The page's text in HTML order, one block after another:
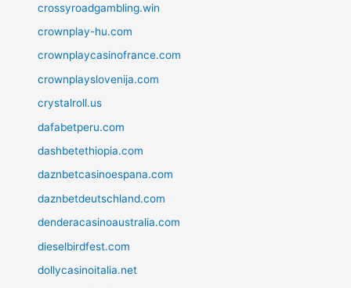
crossyroadgambling.win
crownplay-hu.com
crownplaycasinofrance.com
crownplayslovenija.com
crystalroll.us
dafabetperu.com
dashbetethiopia.com
daznbetcasinoespana.com
daznbetdeutschland.com
denderacasinoaustralia.com
dieselbirdfest.com
dollycasinoitalia.net